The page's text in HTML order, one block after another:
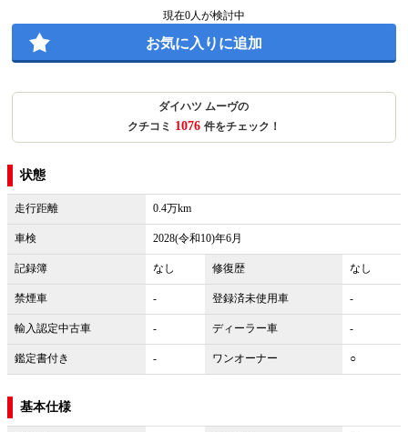
現在0人が検討中
お気に入りに追加
ダイハツ ムーヴの
クチコミ 1076 件をチェック！
状態
走行距離 0.4万km
車検 2028(令和10)年6月
記録簿 なし 修復歴 なし
禁煙車 - 登録済未使用車 -
輸入認定中古車 - ディーラー車 -
鑑定書付き - ワンオーナー ○
基本仕様